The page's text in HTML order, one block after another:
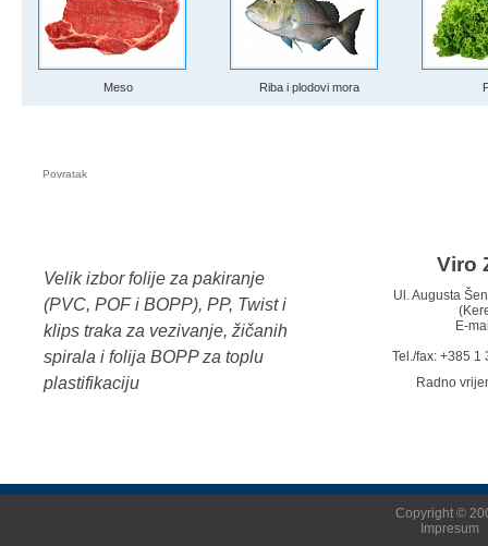
Meso Riba i plodovi mora
Povratak
Velik izbor folije za pakiranje
(PVC, POF i BOPP), PP, Twist i
klips traka za vezivanje, žičanih
spirala i folija BOPP za toplu
plastifikaciju
Viro
Ul. Augusta
E-
Tel./fax: +385 1
Radno
Copyright ©
Impresum